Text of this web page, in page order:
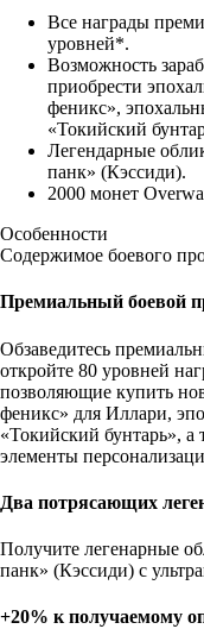
Все награды
уровней*.
Возможность
приобрести
феникс»,
«Токийский
Легендарные
панк» (Кэссиди).
2000 монет
Особенности
Содержимое боевого
Премиальный боевой
Обзаведитесь
откройте 80 уровней
позволяющие купить
феникс» для Иллари,
«Токийский бунтарь», а
элементы
Два потрясающих
Получите легенарные
панк» (Кэссиди) с
+20% к получаемому